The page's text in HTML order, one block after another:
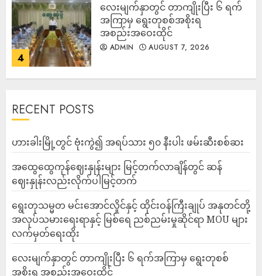
4
လေးမျက်နှာတွင် တာကျိုးပြီး ၆ ရက်
အကြာမှ ရွေးတုစစ်အစိုးရ
အစည်းအဝေးထိုင်
ADMIN AUGUST 7, 2026
RECENT POSTS
ဟားခါးမြို့တွင် ဗုံးကွဲ၍ အရပ်သား ၅၀ နီးပါး ဖမ်းဆီးစစ်ဆး
အထွေထွေကုန်ဈေးနှုန်းများ မြင့်တက်လာချိန်တွင် ဆန်
ဈေးနှုန်းလည်းလိုက်ပါမြင့်တက်
ရွေးတုသမ္မတ မင်းအောင်လှိုင်နှင့် ထိုင်းဝန်ကြီးချုပ် အနုတင်တို့
အလုပ်သမားရေးရာနှင့် မြစ်ရေ ညစ်ညမ်းမှုဆိုင်ရာ MOU များ
လက်မှတ်ရေးထိုး
လေးမျက်နှာတွင် တာကျိုးပြီး ၆ ရက်အကြာမှ ရွေးတုစစ်
အစိုးရ အစည်းအဝေးထိုင်